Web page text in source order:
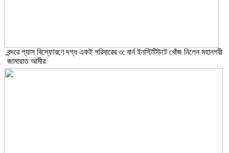
বন্দরে গ্যাস বিস্ফোরণে দগ্ধ একই পরিবারের ৩: বার্ন ইনস্টিটিউটে খোঁজ নিলেন মহানগরী
জামায়াত আমীর